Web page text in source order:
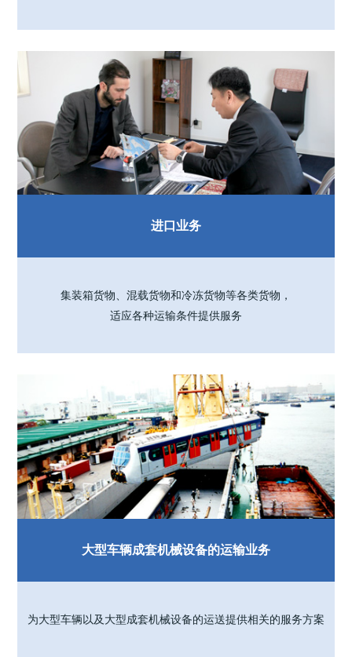
进口业务
集装箱货物、混载货物和冷冻货物等各类货物，
适应各种运输条件提供服务
大型车辆成套机械设备的运输业务
为大型车辆以及大型成套机械设备的运送提供相关的服务方案